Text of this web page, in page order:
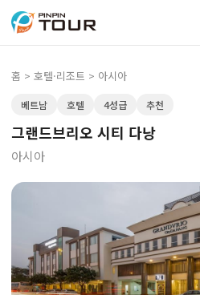
홈 > 호텔·리조트 > 아시아
베트남 호텔 4성급 추천
그랜드브리오 시티 다낭
아시아